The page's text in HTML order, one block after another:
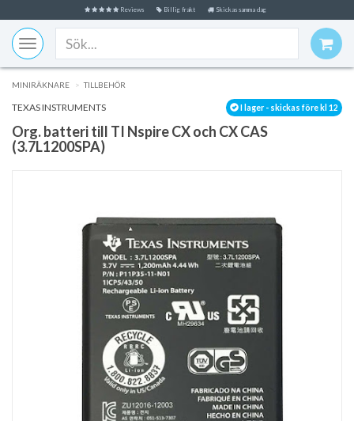
Reviews Billig frakt Skickas samma dag
Toggle
navigation
MINIRÄKNARE TILLBEHÖR
I lager - skickas före kl 12
TEXAS INSTRUMENTS
Org. batteri till TI Nspire CX och CX CAS
(3.7L1200SPA)